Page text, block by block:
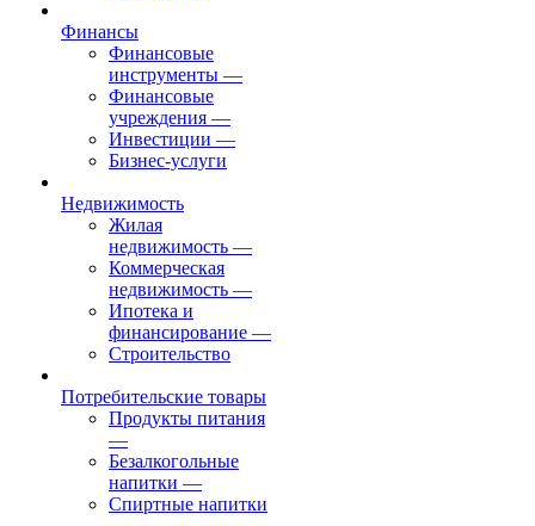
Финансы
Финансовые
инструменты —
Финансовые
учреждения —
Инвестиции —
Бизнес-услуги
Недвижимость
Жилая
недвижимость —
Коммерческая
недвижимость —
Ипотека и
финансирование —
Строительство
Потребительские товары
Продукты питания
—
Безалкогольные
напитки —
Спиртные напитки